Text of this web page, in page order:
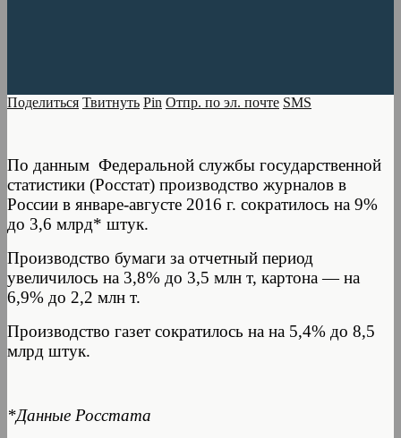
Поделиться Твитнуть Pin Отпр. по эл. почте SMS
По данным Федеральной службы государственной
статистики (Росстат) производство журналов в
России в январе-августе 2016 г. сократилось на 9%
до 3,6 млрд* штук.
Производство бумаги за отчетный период
увеличилось на 3,8% до 3,5 млн т, картона — на
6,9% до 2,2 млн т.
Производство газет сократилось на на 5,4% до 8,5
млрд штук.
*Данные Росстата